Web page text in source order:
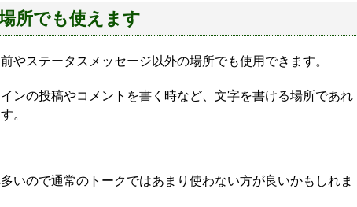
所でも使えます
やステータスメッセージ以外の場所でも使用できます。
ンの投稿やコメントを書く時など、文字を書ける場所であれ
。
いので通常のトークではあまり使わない方が良いかもしれま